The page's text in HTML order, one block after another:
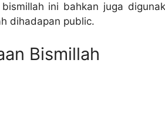
bismillah ini bahkan juga
dihadapan public.
Bismillah